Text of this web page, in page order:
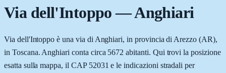
Via dell'Intoppo—Anghiari
Via dell'Intoppo è una via di Anghiari, in provincia di Arezzo (AR),
in Toscana. Anghiari conta circa 5672 abitanti. Qui trovi la posizione
esatta sulla mappa, il CAP 52031 e le indicazioni stradali per